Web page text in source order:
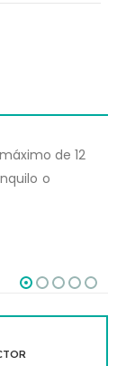
de 12
o